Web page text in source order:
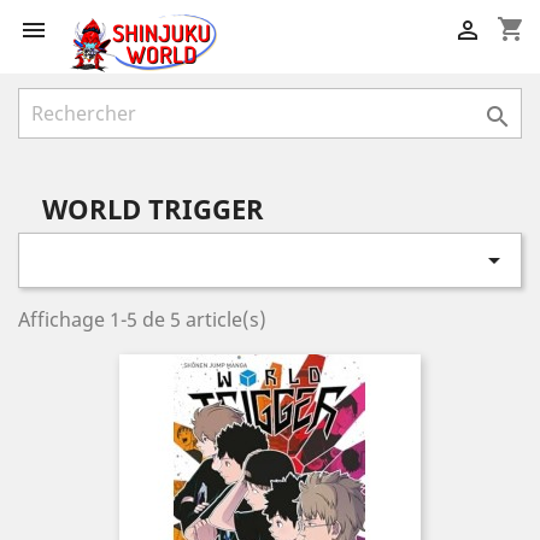
 shopping_cart


WORLD TRIGGER

Affichage 1-5 de 5 article(s)